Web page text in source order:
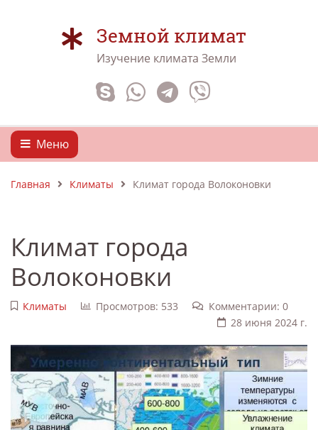
Земной климат
Изучение климата Земли
Меню
Главная Климаты Климат города Волоконовки
Климат города
Волоконовки
Климаты Просмотров: 533
Комментарии: 0
28 июня 2024 г.